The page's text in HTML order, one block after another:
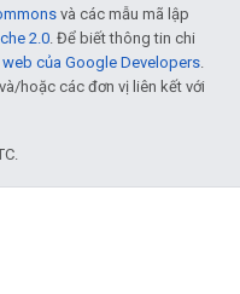
và các mẫu mã lập
2.0 . Để biết thông tin chi
của Google Developers
hoặc các đơn vị liên kết với